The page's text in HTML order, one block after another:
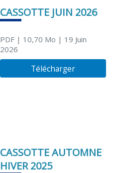
CASSOTTE JUIN 2026
PDF| 10,70 Mo | 19 Juin
2026
Télécharger
CASSOTTE AUTOMNE
HIVER 2025